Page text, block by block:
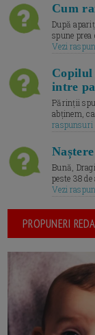
Cum
După
spune
Vezi
Copilul
intre
Părinții
abținem,
raspunsuri
Bună,
peste 38
Vezi
PROPUNERI